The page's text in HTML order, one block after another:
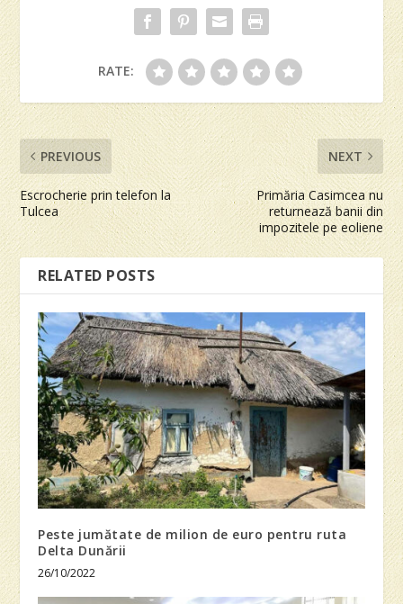
RATE:
PREVIOUS
Escrocherie prin telefon la
Tulcea
NEXT
Primăria Casimcea nu
returnează banii din
impozitele pe eoliene
RELATED POSTS
Peste jumătate de milion de euro pentru ruta
Delta Dunării
26/10/2022